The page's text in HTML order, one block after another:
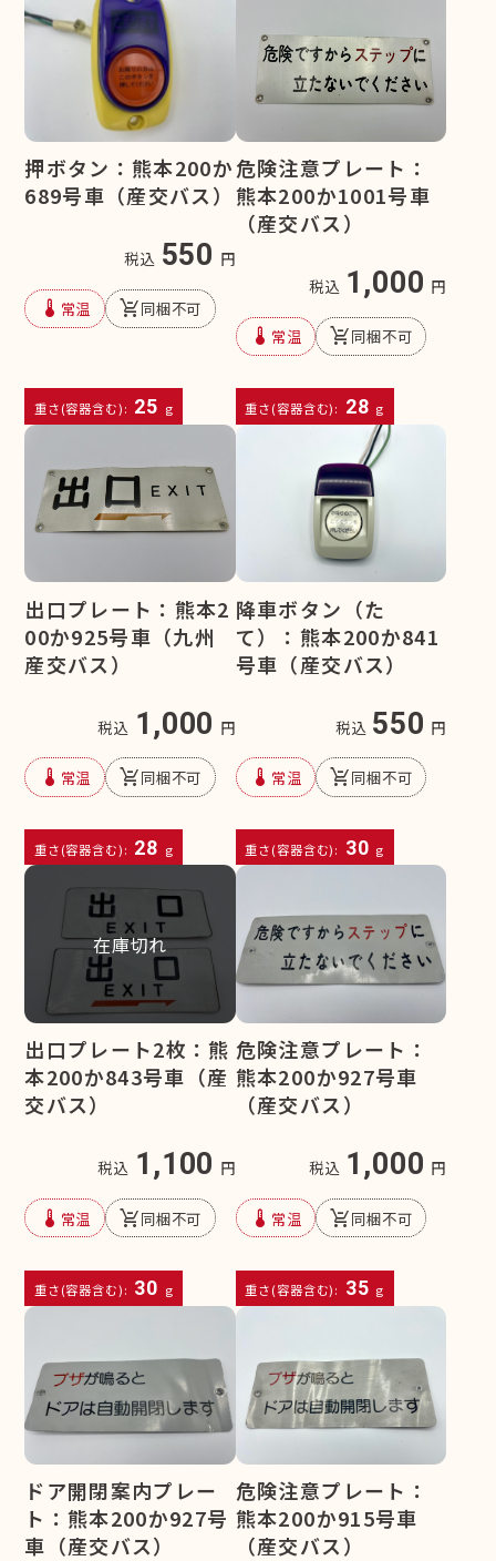
押ボタン：熊本200か
689号車（産交バス）
税込 550 円
device_thermostat 常温 remove_shopping_cart同梱不可
重さ(容器含む): 25 g
危険注意プレート：
熊本200か1001号車
（産交バス）
税込 1,000 円
device_thermostat 常温 remove_shopping_cart同梱不可
重さ(容器含む): 28 g
出口プレート：熊本2
00か925号車（九州
産交バス）
税込 1,000 円
device_thermostat 常温 remove_shopping_cart同梱不可
重さ(容器含む): 28 g
降車ボタン（た
て）：熊本200か841
号車（産交バス）
税込 550 円
device_thermostat 常温 remove_shopping_cart同梱不可
重さ(容器含む): 30 g
在庫切れ
出口プレート2枚：熊
本200か843号車（産
交バス）
税込 1,100 円
device_thermostat 常温 remove_shopping_cart同梱不可
重さ(容器含む): 30 g
危険注意プレート：
熊本200か927号車
（産交バス）
税込 1,000 円
device_thermostat 常温 remove_shopping_cart同梱不可
重さ(容器含む): 35 g
ドア開閉案内プレー
ト：熊本200か927号
車（産交バス）
危険注意プレート：
熊本200か915号車
（産交バス）